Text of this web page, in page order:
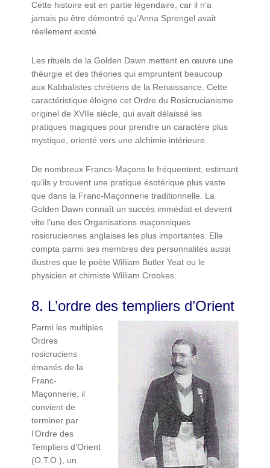
Cette histoire est en partie légendaire, car il n’a
jamais pu être démontré qu’Anna Sprengel avait
réellement existé.
Les rituels de la Golden Dawn mettent en œuvre une
théurgie et des théories qui empruntent beaucoup
aux Kabbalistes chrétiens de la Renaissance. Cette
caractéristique éloigne cet Ordre du Rosicrucianisme
originel de XVIIe siècle, qui avait délaissé les
pratiques magiques pour prendre un caractère plus
mystique, orienté vers une alchimie intérieure.
De nombreux Francs-Maçons le fréquentent, estimant
qu’ils y trouvent une pratique ésotérique plus vaste
que dans la Franc-Maçonnerie traditionnelle. La
Golden Dawn connaît un succès immédiat et devient
vite l’une des Organisations maçonniques
rosicruciennes anglaises les plus importantes. Elle
compta parmi ses membres des personnalités aussi
illustres que le poète William Butler Yeat ou le
physicien et chimiste William Crookes.
8. L’ordre des templiers d’Orient
Parmi les multiples
Ordres
rosicruciens
émanés de la
Franc-
Maçonnerie, il
convient de
terminer par
l’Ordre des
Templiers d’Orient
(O.T.O.), un